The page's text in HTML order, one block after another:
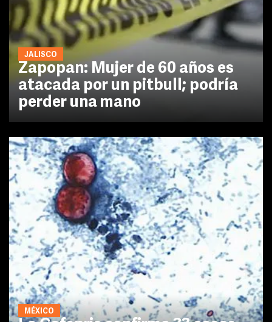
JALISCO
Zapopan: Mujer de 60 años es
atacada por un pitbull; podría
perder una mano
MÉXICO